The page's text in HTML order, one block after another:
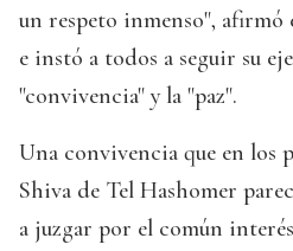
un respeto inmenso", afirmó
e instó a todos a seguir su
"convivencia" y la "paz".
Una convivencia que en los
Shiva de Tel Hashomer
a juzgar por el común